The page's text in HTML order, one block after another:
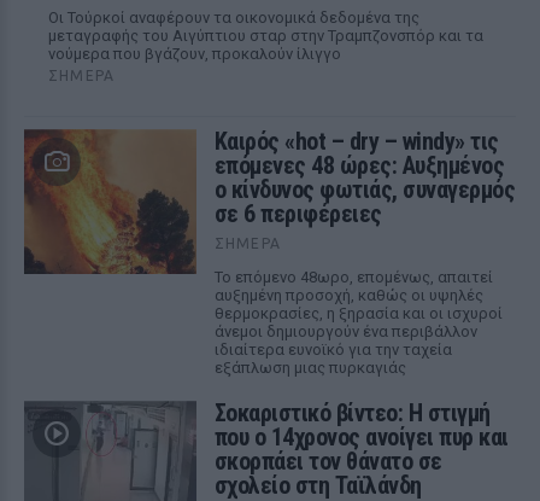
Οι Τούρκοί αναφέρουν τα οικονομικά δεδομένα της
μεταγραφής του Αιγύπτιου σταρ στην Τραμπζονσπόρ και τα
νούμερα που βγάζουν, προκαλούν ίλιγγο
ΣΉΜΕΡΑ
Καιρός «hot – dry – windy» τις
επόμενες 48 ώρες: Αυξημένος
ο κίνδυνος φωτιάς, συναγερμός
σε 6 περιφέρειες
ΣΉΜΕΡΑ
Το επόμενο 48ωρο, επομένως, απαιτεί
αυξημένη προσοχή, καθώς οι υψηλές
θερμοκρασίες, η ξηρασία και οι ισχυροί
άνεμοι δημιουργούν ένα περιβάλλον
ιδιαίτερα ευνοϊκό για την ταχεία
εξάπλωση μιας πυρκαγιάς
Σοκαριστικό βίντεο: Η στιγμή
που ο 14χρονος ανοίγει πυρ και
σκορπάει τον θάνατο σε
σχολείο στη Ταϊλάνδη